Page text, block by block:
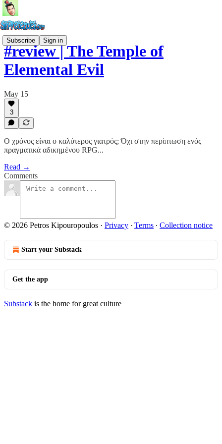
Subscribe Sign in
#review | The Temple of
Elemental Evil
May 15
3
Ο χρόνος είναι ο καλύτερος γιατρός; Όχι στην περίπτωση ενός
πραγματικά αδικημένου RPG...
Read →
Comments
© 2026 Petros Kipouropoulos · Privacy ∙ Terms ∙ Collection notice
Start your Substack
Get the app
Substack is the home for great culture